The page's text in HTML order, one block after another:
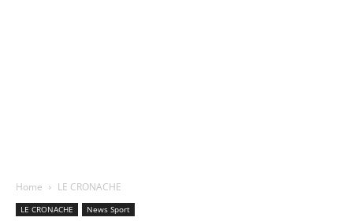
Home LE CRONACHE
LE CRONACHE News Sport